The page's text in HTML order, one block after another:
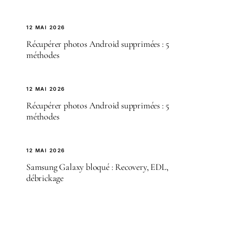
12 MAI 2026
Récupérer photos Android supprimées : 5
méthodes
12 MAI 2026
Récupérer photos Android supprimées : 5
méthodes
12 MAI 2026
Samsung Galaxy bloqué : Recovery, EDL,
débrickage